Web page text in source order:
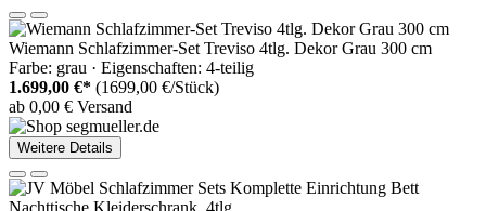
Wiemann Schlafzimmer-Set Treviso 4tlg. Dekor Grau 300 cm
Farbe: grau · Eigenschaften: 4-teilig
1.699,00 €* (1699,00 €/Stück)
ab 0,00 € Versand
Weitere Details